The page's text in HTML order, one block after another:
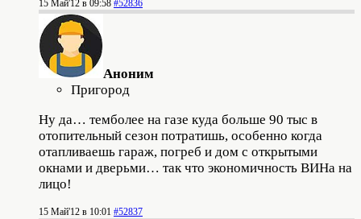
15 Май'12 в 09:58 #52836
Аноним
Пригород
Ну да… темболее на газе куда больше 90 тыс в
отопительный сезон потратишь, особенно когда
отапливаешь гараж, погреб и дом с открытыми
окнами и дверьми… так что экономичность ВИНа на
лицо!
15 Май'12 в 10:01 #52837